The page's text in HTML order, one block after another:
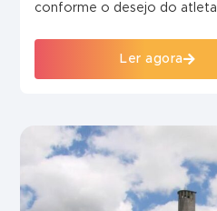
conforme o desejo do atleta
Ler agora